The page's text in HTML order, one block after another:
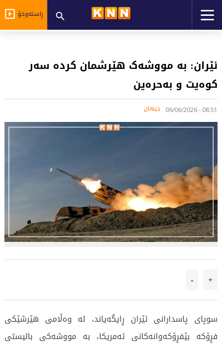
ڕاستەوخۆ
ئێران: بە مووشەک هێرشمان کردە سەر
کوەیت و بەحرەین
08:51 - 06/06/2026 جیهان
+
-
سوپای پاسدارانی ئێران ڕایگەیاند، لە وەڵامی هێرشێکی
فڕۆکە بێفڕۆکەوانەکانی ئەمریکا، بە مووشەکی بالیستی